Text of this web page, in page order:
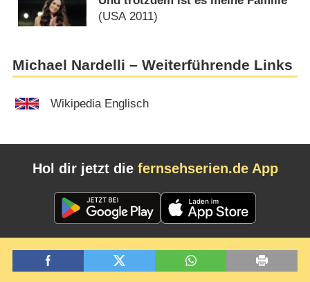
(USA 2011)
Michael Nardelli – Weiterführende Links
Wikipedia Englisch
Hol dir jetzt die fernsehserien.de App